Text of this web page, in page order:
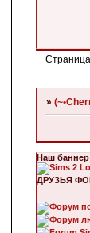
»
Наш
ДРУЗЬЯ